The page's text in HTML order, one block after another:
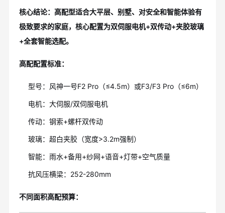
核心结论：高配型适合大平层、别墅、对安全和智能体验有
极致要求的家庭，核心配置为双伺服电机+双传动+夹胶玻璃
+全套智能选配。
高配配置标准：
型号：风神一号F2 Pro（≤4.5m）或F3/F3 Pro（≤6m）
电机：大伺服/双伺服电机
传动：钢索+螺杆双传动
玻璃：超白夹胶（宽度>3.2m强制）
智能：雨水+备用+纱网+语音+灯带+空气质量
抗风压横梁：252-280mm
不同面积高配预算：